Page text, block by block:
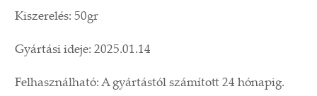
Kiszerelés: 50gr
Gyártási ideje: 2025.01.14
Felhasználható: A gyártástól számított 24 hónapig.